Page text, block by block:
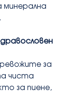
минерална
за
чиста
за пиене,